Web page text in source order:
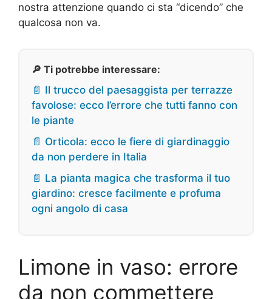
nostra attenzione quando ci sta “dicendo” che
qualcosa non va.
🔎 Ti potrebbe interessare:
📄 Il trucco del paesaggista per terrazze
favolose: ecco l’errore che tutti fanno con
le piante
📄 Orticola: ecco le fiere di giardinaggio
da non perdere in Italia
📄 La pianta magica che trasforma il tuo
giardino: cresce facilmente e profuma
ogni angolo di casa
Limone in vaso: errore
da non commettere